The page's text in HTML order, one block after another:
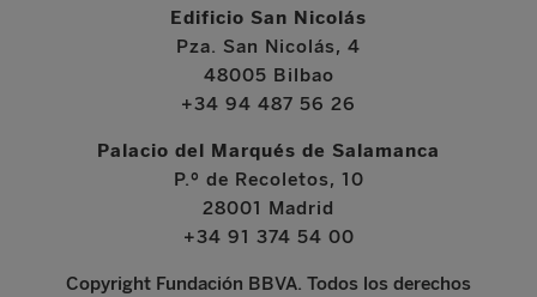
Edificio San Nicolás
Pza. San Nicolás, 4
48005 Bilbao
+34 94 487 56 26
Palacio del Marqués de Salamanca
P.º de Recoletos, 10
28001 Madrid
+34 91 374 54 00
Copyright Fundación BBVA. Todos los derechos